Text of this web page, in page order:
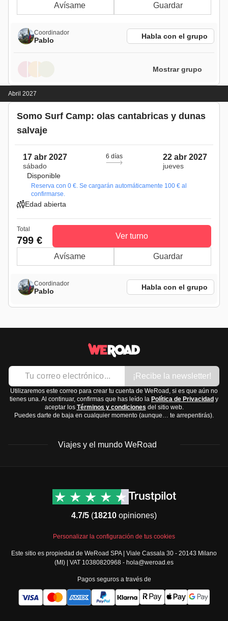
Avísame Guardar
Coordinador
Pablo Habla con el grupo
Mostrar grupo
Abril 2027
Somo Surf Camp: olas cantabricas y dunas
salvaje
17 abr 2027
sábado
6 días 22 abr 2027
jueves
Disponible
Reserva con 0 €. Se cargarán automáticamente 100 € al
confirmarse.
Edad abierta
Total
799 € Ver turno
Avísame Guardar
Coordinador
Pablo Habla con el grupo
¡Recibe la newsletter!
Utilizaremos este correo para crear tu cuenta de WeRoad, si es que aún no
tienes una. Al continuar, confirmas que has leído la Política de Privacidad y
aceptar los Términos y condiciones del sitio web.
Puedes darte de baja en cualquier momento (aunque… te arrepentirás).
Viajes y el mundo WeRoad
América del Norte
Oriente Medio
España y Portugal
Todos los destinos
Contacto
Términos y condiciones
Condiciones generales
Política de cookies
Security
Governance
4.7/5 (18210 opiniones)
Personalizar la configuración de tus cookies
Este sitio es propiedad de WeRoad SPA | Viale Cassala 30 - 20143 Milano
(MI) | VAT 10380820968 - hola@weroad.es
Pagos seguros a través de